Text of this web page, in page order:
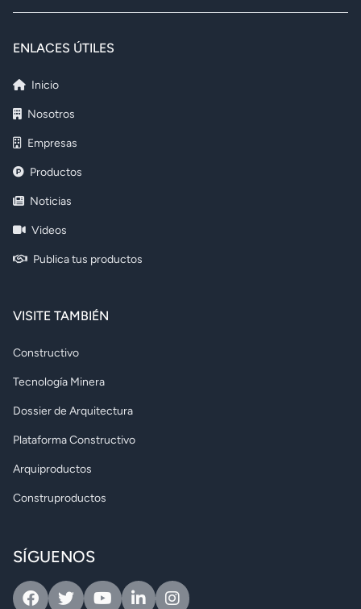
ENLACES ÚTILES
Inicio
Nosotros
Empresas
Productos
Noticias
Videos
Publica tus productos
VISITE TAMBIÉN
Constructivo
Tecnología Minera
Dossier de Arquitectura
Plataforma Constructivo
Arquiproductos
Construproductos
SÍGUENOS
FacebookTwitterYoutubeLinkedinInstagram